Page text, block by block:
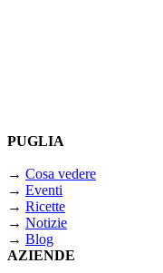
PUGLIA
→ Cosa vedere
→ Eventi
→ Ricette
→ Notizie
→ Blog
AZIENDE